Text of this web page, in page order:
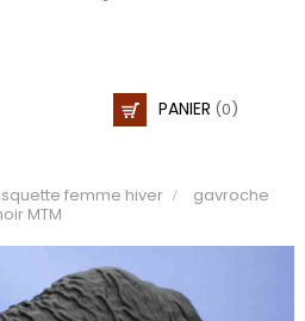
PANIER (0)
femme hiver
gavroche
MTM